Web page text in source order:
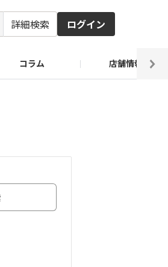
詳細検索 ログイン
コラム 店舗情報